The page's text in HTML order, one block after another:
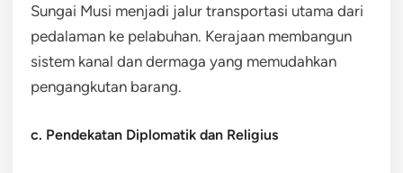
Sungai Musi menjadi jalur transportasi utama dari
pedalaman ke pelabuhan. Kerajaan membangun
sistem kanal dan dermaga yang memudahkan
pengangkutan barang.
c. Pendekatan Diplomatik dan Religius